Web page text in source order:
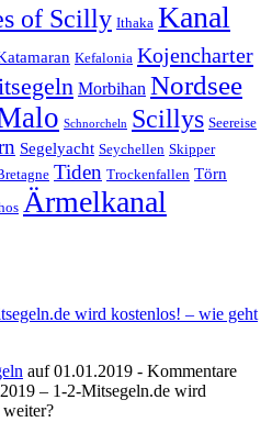
of Scilly Ithaka Kanal
Kefalonia Kojencharter
Morbihan Nordsee
Schnorcheln Scillys Seereise
Segelyacht Seychellen Skipper
Tiden Trockenfallen Törn
Ärmelkanal
wird kostenlos! – wie geht
auf 01.01.2019 - Kommentare
– 1-2-Mitsegeln.de wird